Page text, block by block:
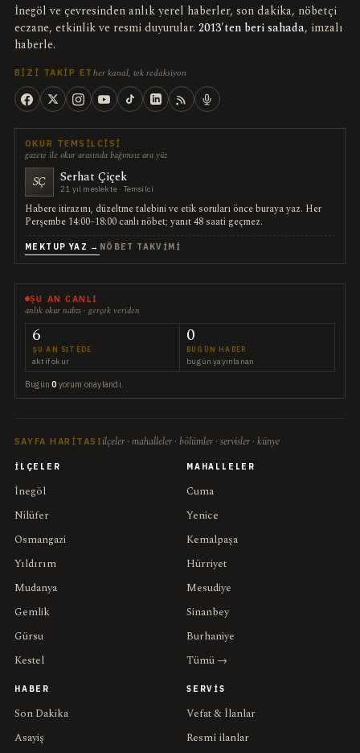
İnegöl ve çevresinden anlık yerel haberler, son dakika, nöbetçi
eczane, etkinlik ve resmi duyurular. 2013'ten beri sahada, imzalı
haberle.
BIZI TAKIP ET her kanal, tek redaksiyon
OKUR TEMSILCISI
gazete ile okur arasında bağımsız ara yüz
SÇ Serhat Çiçek
21 yıl meslekte · Temsilci
Habere itirazını, düzeltme talebini ve etik soruları önce buraya yaz. Her
Perşembe 14:00–18:00 canlı nöbet; yanıt 48 saati geçmez.
MEKTUP YAZ → NÖBET TAKVIMI
ŞU AN CANLI
anlık okur nabzı · gerçek veriden
6
ŞU AN SITEDE
aktif okur
0
BUGÜN HABER
bugün yayınlanan
Bugün0 yorum onaylandı.
SAYFA HARITASI ilçeler · mahalleler · bölümler · servisler · künye
İLÇELER
İnegöl
Nilüfer
Osmangazi
Yıldırım
Mudanya
Gemlik
Gürsu
Kestel
MAHALLELER
Cuma
Yenice
Kemalpaşa
Hürriyet
Mesudiye
Sinanbey
Burhaniye
Tümü →
HABER
Son Dakika
Asayiş
SERVIS
Vefat & İlanlar
Resmî ilanlar